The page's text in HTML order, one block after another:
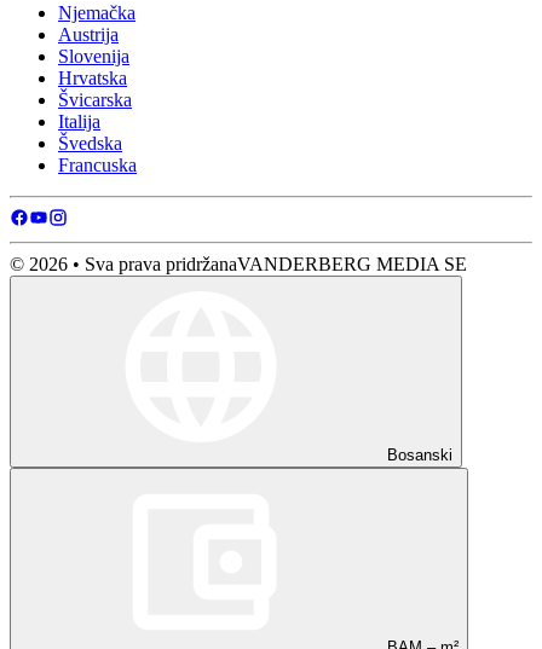
Njemačka
Austrija
Slovenija
Hrvatska
Švicarska
Italija
Švedska
Francuska
© 2026 • Sva prava pridržanaVANDERBERG MEDIA SE
Bosanski